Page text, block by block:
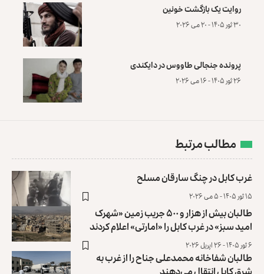
روایت یک بازگشت خونین
۳۰ ثور ۱۴۰۵ - ۲۰ می ۲۰۲۶
پرونده‌ جنجالی طاووس در دایکندی
۲۶ ثور ۱۴۰۵ - ۱۶ می ۲۰۲۶
مطالب مرتبط
غرب کابل در چنگ سارقان مسلح
۱۵ ثور ۱۴۰۵ - ۵ می ۲۰۲۶
طالبان بیش از هزار و ۵۰۰ جریب زمین «شهرک
امید سبز» در غرب کابل را «امارتی» اعلام کردند
۶ ثور ۱۴۰۵ - ۲۶ اپریل ۲۰۲۶
طالبان شفاخانه محمدعلی جناح را از غرب به